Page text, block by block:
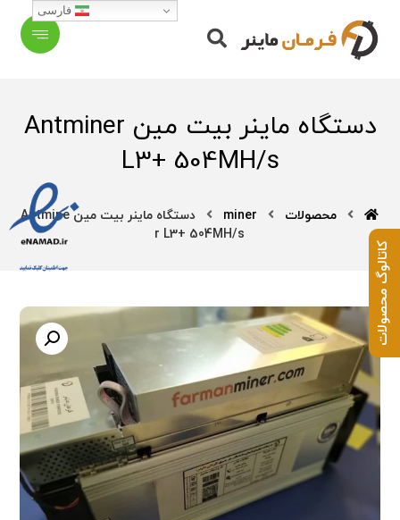
دستگاه ماینر بیت مین Antminer
L3+ 504MH/s
محصولات miner
دستگاه ماینر بیت مین Antmine
r L3+ 504MH/s
فارسی
کاتالوگ محصولات